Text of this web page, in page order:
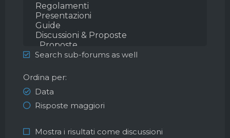
Search sub-forums as well
Ordina per
Data
Risposte maggiori
Mostra i risultati come discussioni